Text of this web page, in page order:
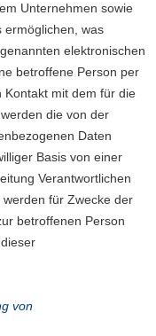
Unternehmen sowie
ermöglichen, was
elektronischen
betroffene Person per
Kontakt mit dem für die
die von der
Daten
Basis von einer
Verantwortlichen
für Zwecke der
betroffenen Person
von